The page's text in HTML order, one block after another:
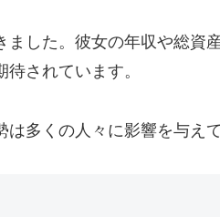
した。彼女の年収や総資
されています。
多くの人々に影響を与えて